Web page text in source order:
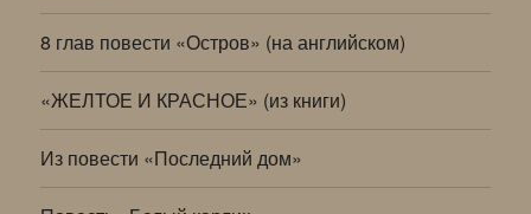
8 глав повести «Остров» (на английском)
«ЖЕЛТОЕ И КРАСНОЕ» (из книги)
Из повести «Последний дом»